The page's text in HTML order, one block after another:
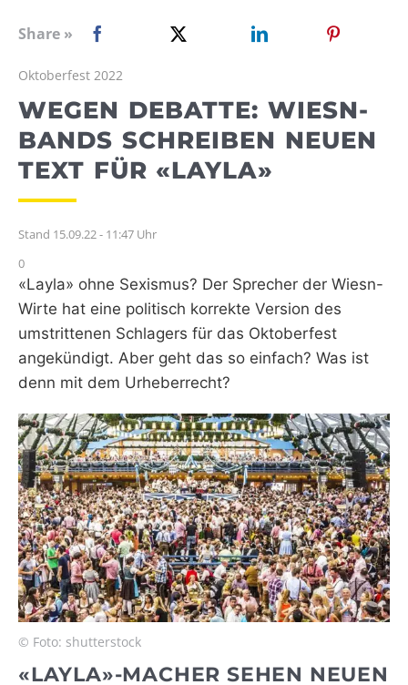
WEBRADIO
Share »
Oktoberfest 2022
WEGEN DEBATTE: WIESN-
BANDS SCHREIBEN NEUEN
TEXT FÜR «LAYLA»
Stand 15.09.22 - 11:47 Uhr
0
«Layla» ohne Sexismus? Der Sprecher der Wiesn-
Wirte hat eine politisch korrekte Version des
umstrittenen Schlagers für das Oktoberfest
angekündigt. Aber geht das so einfach? Was ist
denn mit dem Urheberrecht?
© Foto: shutterstock
«LAYLA»-MACHER SEHEN NEUEN